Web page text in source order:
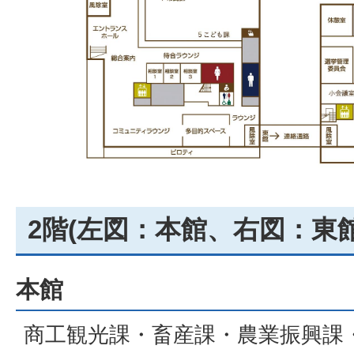
2階(左図：本館、右図：東
本館
商工観光課・畜産課・農業振興課